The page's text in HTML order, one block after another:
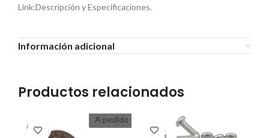
Link:Descripción y Especificaciones.
Información adicional
Productos relacionados
A PEDI
DO
A pedido